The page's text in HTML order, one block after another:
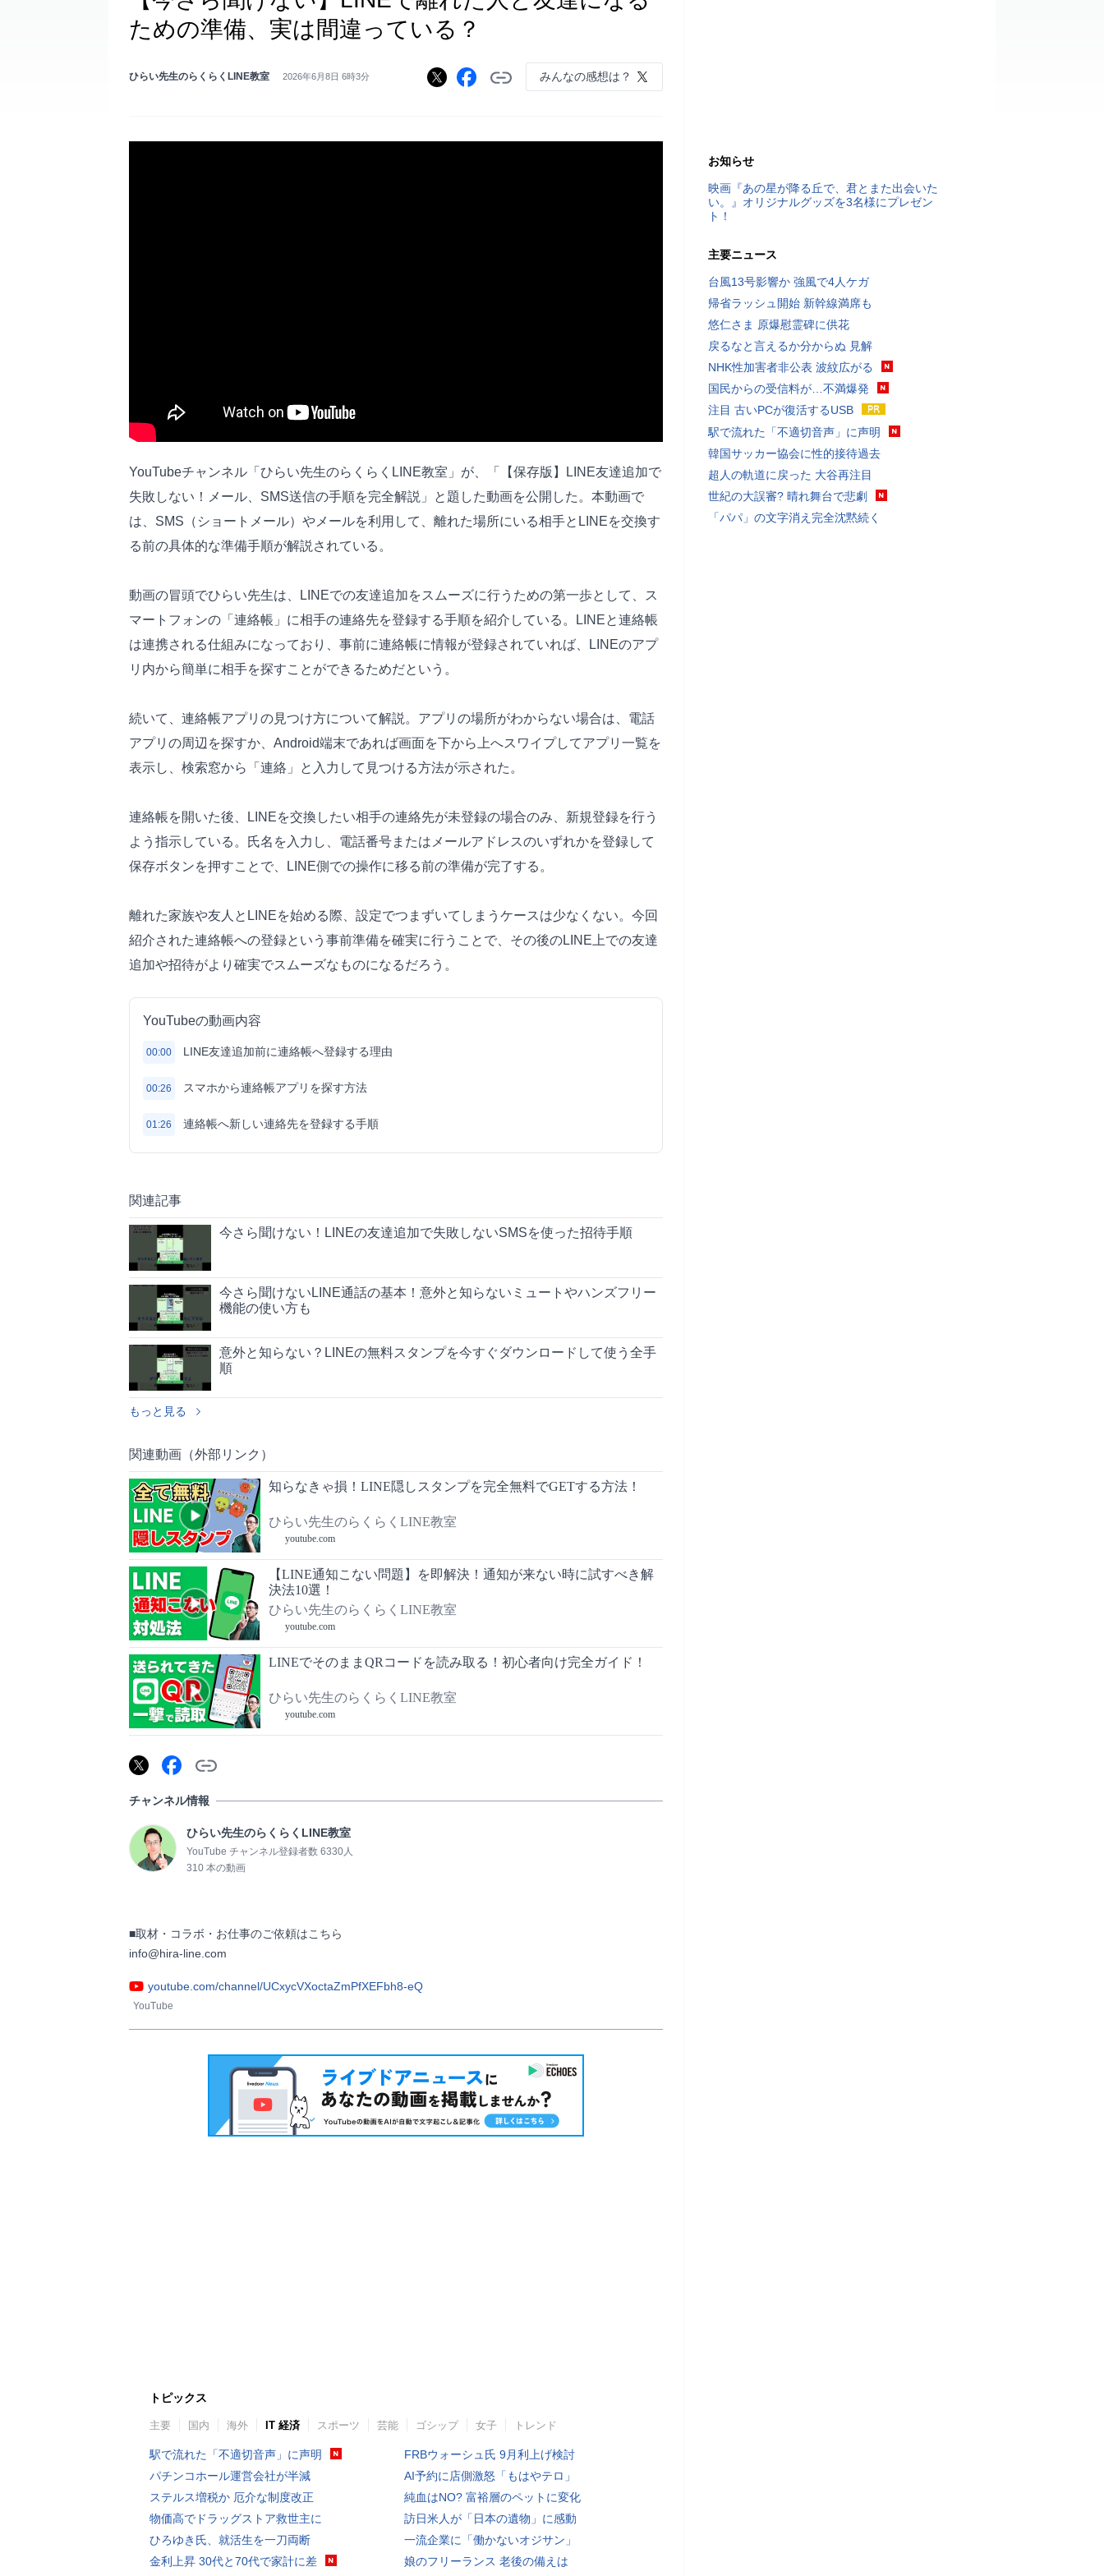
ための準備、実は間違っている？
ひらい先生のらくらくLINE教室 2026年6月8日 6時3分 みんなの感想は？
YouTubeチャンネル「ひらい先生のらくらくLINE教室」が、「【保存版】LINE友達追加で
失敗しない！メール、SMS送信の手順を完全解説」と題した動画を公開した。本動画で
は、SMS（ショートメール）やメールを利用して、離れた場所にいる相手とLINEを交換す
る前の具体的な準備手順が解説されている。
動画の冒頭でひらい先生は、LINEでの友達追加をスムーズに行うための第一歩として、ス
マートフォンの「連絡帳」に相手の連絡先を登録する手順を紹介している。LINEと連絡帳
は連携される仕組みになっており、事前に連絡帳に情報が登録されていれば、LINEのアプ
リ内から簡単に相手を探すことができるためだという。
続いて、連絡帳アプリの見つけ方について解説。アプリの場所がわからない場合は、電話
アプリの周辺を探すか、Android端末であれば画面を下から上へスワイプしてアプリ一覧を
表示し、検索窓から「連絡」と入力して見つける方法が示された。
連絡帳を開いた後、LINEを交換したい相手の連絡先が未登録の場合のみ、新規登録を行う
よう指示している。氏名を入力し、電話番号またはメールアドレスのいずれかを登録して
保存ボタンを押すことで、LINE側での操作に移る前の準備が完了する。
離れた家族や友人とLINEを始める際、設定でつまずいてしまうケースは少なくない。今回
紹介された連絡帳への登録という事前準備を確実に行うことで、その後のLINE上での友達
追加や招待がより確実でスムーズなものになるだろう。
YouTubeの動画内容
00:00 LINE友達追加前に連絡帳へ登録する理由
00:26 スマホから連絡帳アプリを探す方法
01:26 連絡帳へ新しい連絡先を登録する手順
関連記事
今さら聞けない！LINEの友達追加で失敗しないSMSを使った招待手順
今さら聞けないLINE通話の基本！意外と知らないミュートやハンズフリー
機能の使い方も
意外と知らない？LINEの無料スタンプを今すぐダウンロードして使う全手
順
もっと見る
関連動画（外部リンク）
知らなきゃ損！LINE隠しスタンプを完全無料でGETする方法！
ひらい先生のらくらくLINE教室
youtube.com
【LINE通知こない問題】を即解決！通知が来ない時に試すべき解
決法10選！
ひらい先生のらくらくLINE教室
youtube.com
LINEでそのままQRコードを読み取る！初心者向け完全ガイド！
ひらい先生のらくらくLINE教室
youtube.com
チャンネル情報
ひらい先生のらくらくLINE教室
YouTube チャンネル登録者数 6330人
310 本の動画
■取材・コラボ・お仕事のご依頼はこちら
info@hira-line.com
youtube.com/channel/UCxycVXoctaZmPfXEFbh8-eQ
YouTube
トピックス
主要 国内 海外 IT 経済 スポーツ 芸能 ゴシップ 女子 トレンド
駅で流れた「不適切音声」に声明
パチンコホール運営会社が半減
ステルス増税か 厄介な制度改正
物価高でドラッグストア救世主に
ひろゆき氏、就活生を一刀両断
金利上昇 30代と70代で家計に差
FRBウォーシュ氏 9月利上げ検討
AI予約に店側激怒「もはやテロ」
純血はNO? 富裕層のペットに変化
訪日米人が「日本の遺物」に感動
一流企業に「働かないオジサン」
娘のフリーランス 老後の備えは
お知らせ
映画『あの星が降る丘で、君とまた出会いた
い。』オリジナルグッズを3名様にプレゼン
ト！
主要ニュース
台風13号影響か 強風で4人ケガ
帰省ラッシュ開始 新幹線満席も
悠仁さま 原爆慰霊碑に供花
戻るなと言えるか分からぬ 見解
NHK性加害者非公表 波紋広がる
国民からの受信料が…不満爆発
注目 古いPCが復活するUSB
駅で流れた「不適切音声」に声明
韓国サッカー協会に性的接待過去
超人の軌道に戻った 大谷再注目
世紀の大誤審? 晴れ舞台で悲劇
「パパ」の文字消え完全沈黙続く